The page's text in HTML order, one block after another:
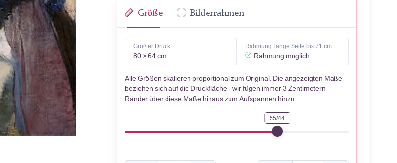
Größe Bilderrahmen
Größter Druck
80 × 64 cm
Rahmung: lange Seite bis 71 cm
Rahmung möglich
Alle Größen skalieren proportional zum Original. Die angezeigten Maße
beziehen sich auf die Druckfläche - wir fügen immer 3 Zentimetern
Ränder über diese Maße hinaus zum Aufspannen hinzu.
55/44